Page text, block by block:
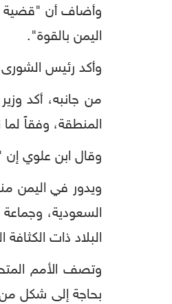
وأضاف أن "قضية
اليمن بالقوة".
وأكد رئيس الشورى
من جانبه، أكد
المنطقة، وفقاً لما
وقال ابن علوي إن
ويدور في اليمن
البلاد ذات